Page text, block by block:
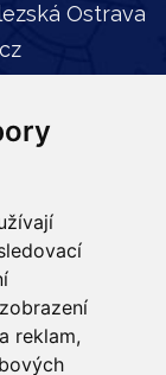
reklam,
Ostrava
Městský